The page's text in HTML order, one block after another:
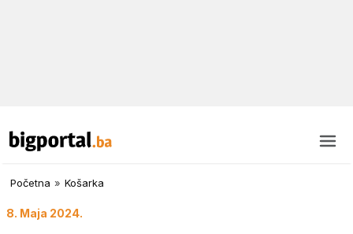
Početna » Košarka
8. Maja 2024.